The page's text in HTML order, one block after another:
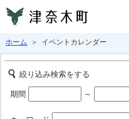
ホーム ＞ イベントカレンダー
絞り込み検索をする
期間 ～